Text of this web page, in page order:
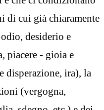
di cui già chiaramente
desiderio e
piacere - gioia e
disperazione, ira), la
(vergogna,